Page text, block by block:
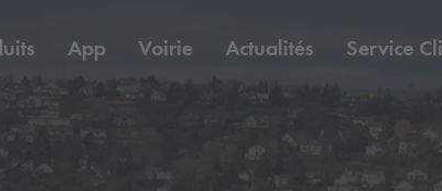
App Voirie Actualités Service